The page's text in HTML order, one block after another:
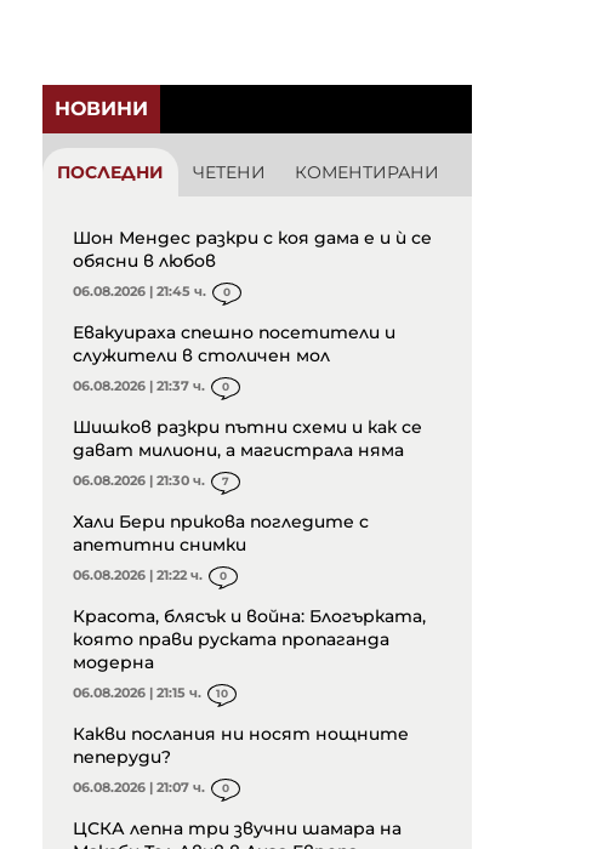
НОВИНИ
ПОСЛЕДНИ ЧЕТЕНИ КОМЕНТИРАНИ
Шон Мендес разкри с коя дама е и ѝ се
обясни в любов
06.08.2026 | 21:45 ч. 0
Евакуираха спешно посетители и
служители в столичен мол
06.08.2026 | 21:37 ч. 0
Шишков разкри пътни схеми и как се
дават милиони, а магистрала няма
06.08.2026 | 21:30 ч. 7
Хали Бери прикова погледите с
апетитни снимки
06.08.2026 | 21:22 ч. 0
Красота, блясък и война: Блогърката,
която прави руската пропаганда
модерна
06.08.2026 | 21:15 ч. 10
Какви послания ни носят нощните
пеперуди?
06.08.2026 | 21:07 ч. 0
ЦСКА лепна три звучни шамара на